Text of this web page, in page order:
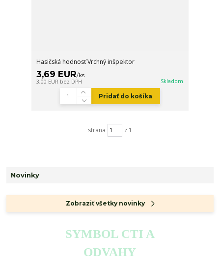
Hasičská hodnosť Vrchný inšpektor
3,69 EUR/ks
3,00 EUR bez DPH Skladom
Pridať do košíka
strana z 1
Novinky
Zobraziť všetky novinky
SYMBOL CTI A
ODVAHY